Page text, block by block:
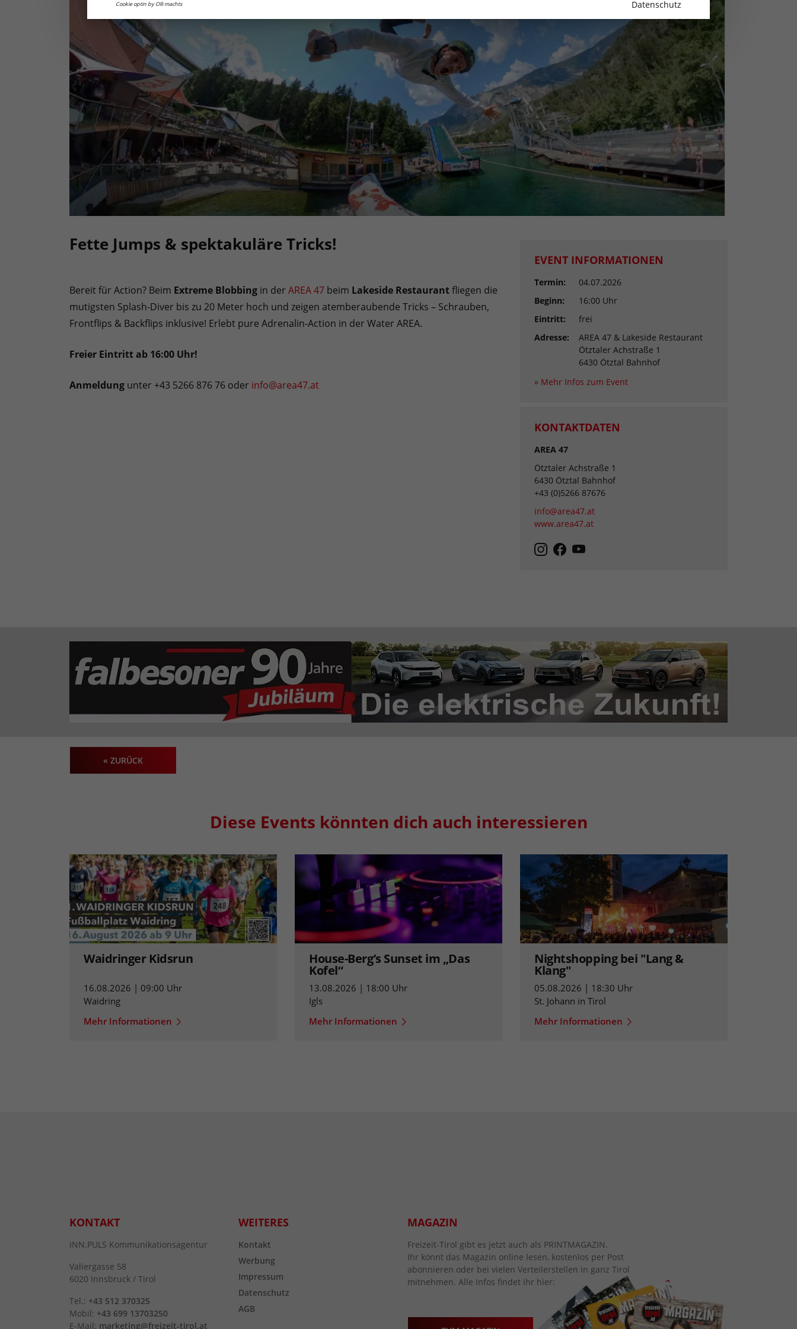
Fette Jumps & spektakuläre Tricks!
Bereit für Action? Beim Extreme Blobbing in der AREA 47 beim Lakeside Restaurantfliegen die
mutigsten Splash-Diver bis zu 20 Meter hoch und zeigen atemberaubende Tricks – Schrauben,
Frontflips & Backflips inklusive! Erlebt pure Adrenalin-Action in der Water AREA.
Freier Eintritt ab 16:00 Uhr!
Anmeldung unter +43 5266 876 76 oder info@area47.at
EVENT INFORMATIONEN
Termin:
04.07.2026
Beginn:
16:00 Uhr
Eintritt:
frei
Adresse:
AREA 47 & Lakeside Restaurant
Ötztaler Achstraße 1
6430 Ötztal Bahnhof
» Mehr Infos zum Event
KONTAKTDATEN
AREA 47
Ötztaler Achstraße 1
6430 Ötztal Bahnhof
+43 (0)5266 87676
info@area47.at
www.area47.at
« ZURÜCK
Diese Events könnten dich auch interessieren
Waidringer Kidsrun
16.08.2026 | 09:00 Uhr
Waidring
Mehr Informationen
House-Berg’s Sunset im „Das
Kofel“
13.08.2026 | 18:00 Uhr
Igls
Mehr Informationen
Nightshopping bei "Lang &
Klang"
05.08.2026 | 18:30 Uhr
St. Johann in Tirol
Mehr Informationen
KONTAKT
INN.PULS Kommunikationsagentur
Valiergasse 58
6020 Innsbruck / Tirol
Tel.: +43 512 370325
Mobil: +43 699 13703250
E-Mail: marketing@freizeit-tirol.at
WEITERES
Kontakt
Werbung
Impressum
Datenschutz
AGB
MAGAZIN
Freizeit-Tirol gibt es jetzt auch als PRINTMAGAZIN.
Ihr könnt das Magazin online lesen, kostenlos per Post
abonnieren oder bei vielen Verteilerstellen in ganz Tirol
mitnehmen. Alle Infos findet ihr hier:
Cookie optin by Olli machts Datenschutz